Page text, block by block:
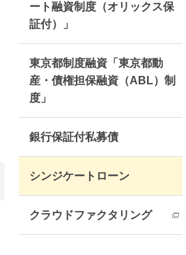
ート融資制度（オリックス保
証付）」
東京都制度融資「東京都動
産・債権担保融資（ABL）制
度」
銀行保証付私募債
シンジケートローン
クラウドファクタリング